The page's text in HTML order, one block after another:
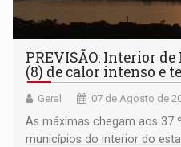
PREVISÃO: Interior
(8) de calor intenso e
Geral 07 de Agosto de
As máximas chegam aos 37
municípios do interior do